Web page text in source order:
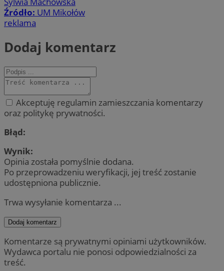
Źródło: UM Mikołów
reklama
Dodaj komentarz
Akceptuję regulamin zamieszczania komentarzy
oraz politykę prywatności.
Błąd:
Wynik:
Opinia została pomyślnie dodana.
Po przeprowadzeniu weryfikacji, jej treść zostanie
udostępniona publicznie.
Trwa wysyłanie komentarza ...
Dodaj komentarz
Komentarze są prywatnymi opiniami użytkowników.
Wydawca portalu nie ponosi odpowiedzialności za
treść.